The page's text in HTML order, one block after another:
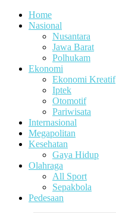
Home
Nasional
Nusantara
Jawa Barat
Polhukam
Ekonomi
Ekonomi Kreatif
Iptek
Otomotif
Pariwisata
Internasional
Megapolitan
Kesehatan
Gaya Hidup
Olahraga
All Sport
Sepakbola
Pedesaan